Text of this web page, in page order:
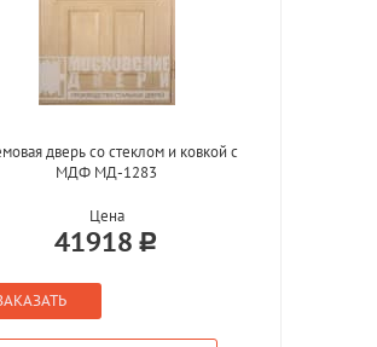
дверь со стеклом и ковкой с
МДФ МД-1283
Цена
41918